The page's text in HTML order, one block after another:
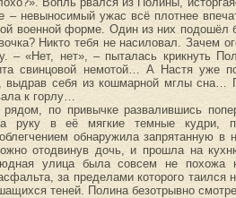
– невыносимый ужас всё плотнее
военной форме. Один из них
Никто тебя не насиловал. Зачем
– «Нет, нет», – пыталась крикнуть
свинцовой немотой… А Настя уже
выдрав себя из кошмарной мглы сна…
к горлу…
по привычке развалившись
руку в её мягкие темные кудри,
обнаружила запрятанную
отодвинув дочь, и прошла на
улица была совсем не похожа
за пределами которого
теней. Полина безотрывно